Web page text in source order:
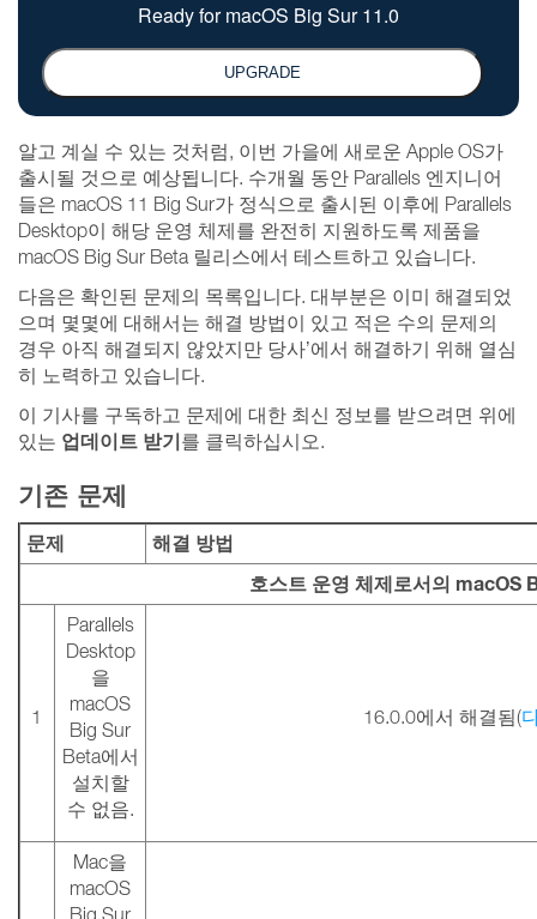
알고 계실 수 있는 것처럼, 이번 가을에 새로운 Apple OS가
출시될 것으로 예상됩니다. 수개월 동안 Parallels 엔지니어
들은 macOS 11 Big Sur가 정식으로 출시된 이후에 Parallels
Desktop이 해당 운영 체제를 완전히 지원하도록 제품을
macOS Big Sur Beta 릴리스에서 테스트하고 있습니다.
다음은 확인된 문제의 목록입니다. 대부분은 이미 해결되었
으며 몇몇에 대해서는 해결 방법이 있고 적은 수의 문제의
경우 아직 해결되지 않았지만 당사’에서 해결하기 위해 열심
히 노력하고 있습니다.
이 기사를 구독하고 문제에 대한 최신 정보를 받으려면 위에
있는 업데이트 받기를 클릭하십시오.
기존 문제
문제
해결 방법
호스트 운영 체제로서의 macOS
1
Parallels
Desktop
을
macOS
Big Sur
Beta에서
설치할
수 없음.
16.0.0에서 해결됨(
Mac을
macOS
Big Sur